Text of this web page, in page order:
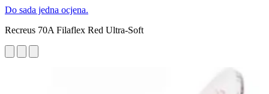
Do sada jedna ocjena.
Recreus 70A Filaflex Red Ultra-Soft